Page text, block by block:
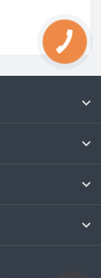
КНОПКА
ЗВ'ЯЗКУ